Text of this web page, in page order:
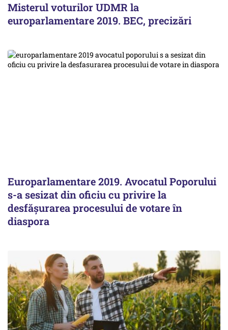
Misterul voturilor UDMR la
europarlamentare 2019. BEC, precizări
Europarlamentare 2019. Avocatul Poporului
s-a sesizat din oficiu cu privire la
desfăşurarea procesului de votare în
diaspora